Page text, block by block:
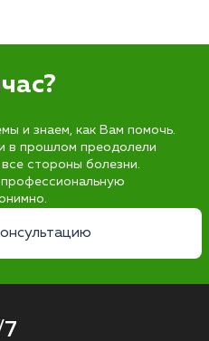
и знаем, как Вам помочь.
в прошлом преодолели
стороны болезни.